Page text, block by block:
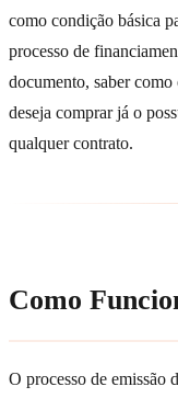
como condição básica
processo de
documento, saber
deseja comprar já o
qualquer contrato.
Como
O processo de emissão